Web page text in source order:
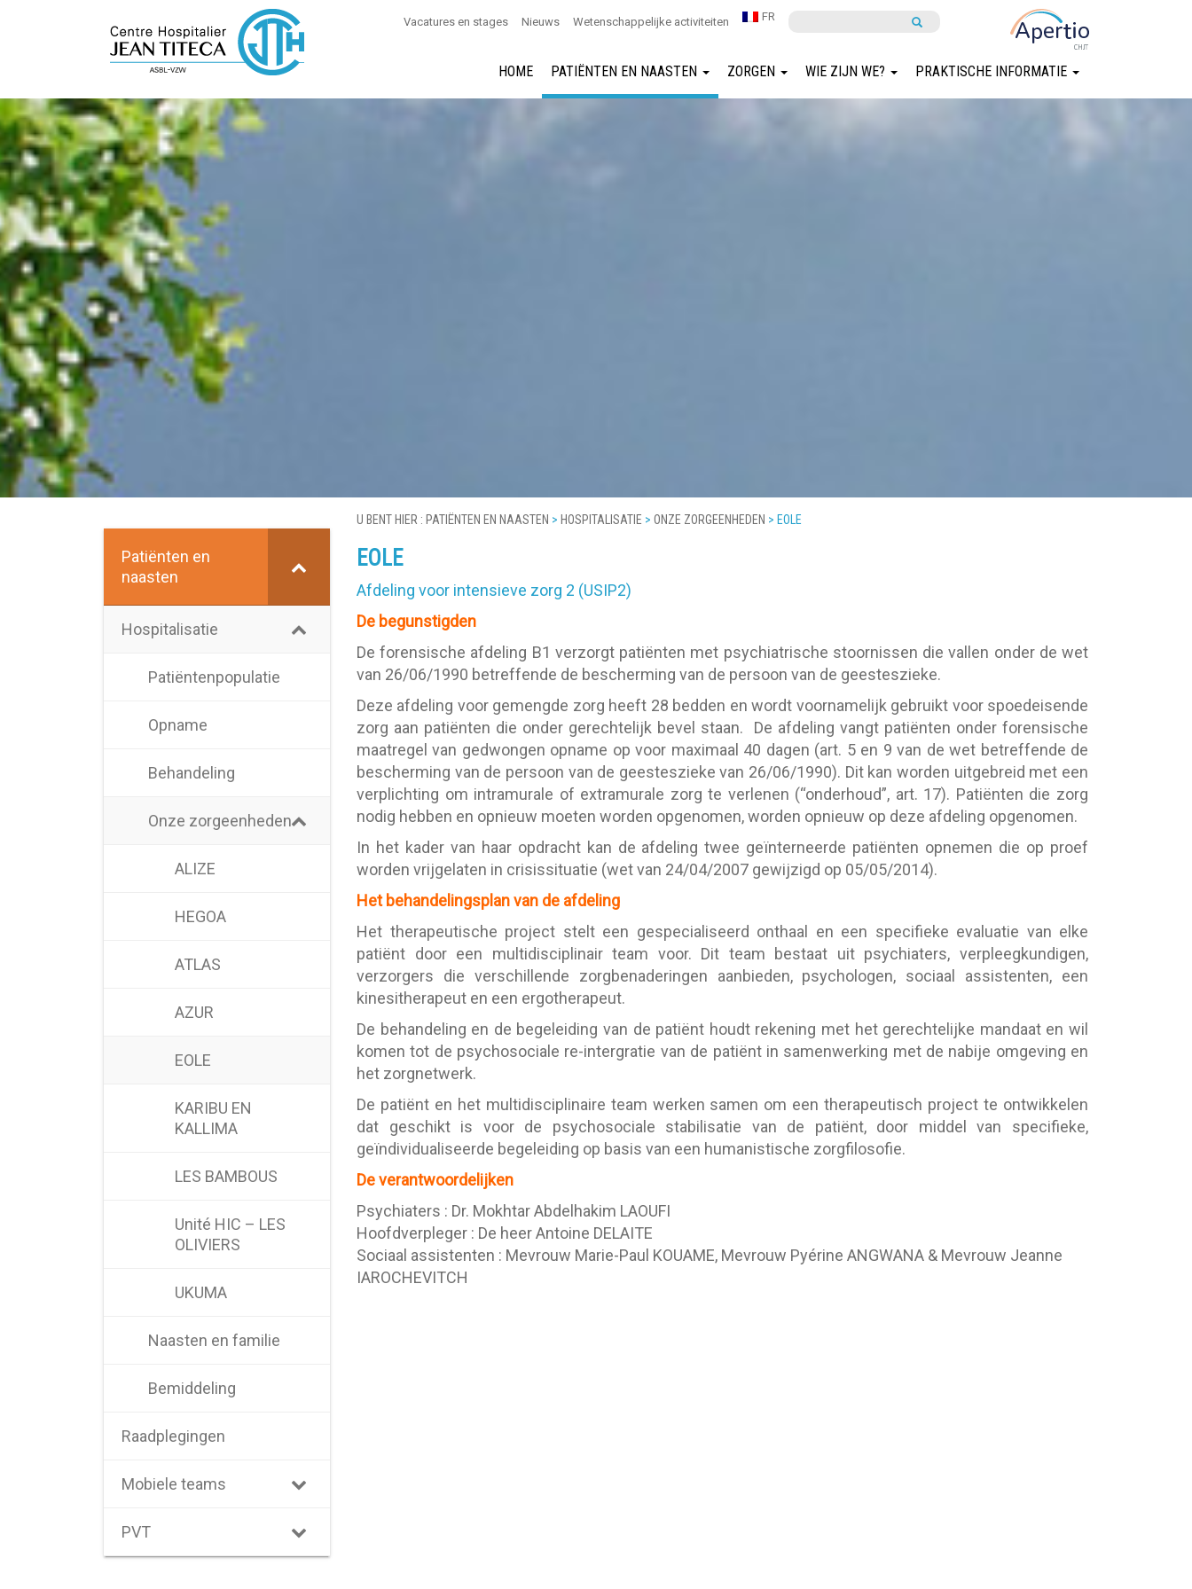
Vacatures en stages Nieuws Wetenschappelijke activiteiten FR
HOME PATIËNTEN EN NAASTEN ZORGEN WIE ZIJN WE? PRAKTISCHE INFORMATIE
Patiënten en
naasten
Hospitalisatie
Patiëntenpopulatie
Opname
Behandeling
Onze zorgeenheden
ALIZE
HEGOA
ATLAS
AZUR
EOLE
KARIBU EN
KALLIMA
LES BAMBOUS
Unité HIC – LES
OLIVIERS
UKUMA
Naasten en familie
Bemiddeling
Raadplegingen
Mobiele teams
PVT
U BENT HIER : PATIËNTEN EN NAASTEN > HOSPITALISATIE > ONZE ZORGEENHEDEN > EOLE
EOLE
Afdeling voor intensieve zorg 2 (USIP2)
De begunstigden
De forensische afdeling B1 verzorgt patiënten met psychiatrische stoornissen die vallen onder de wet
van 26/06/1990 betreffende de bescherming van de persoon van de geesteszieke.
Deze afdeling voor gemengde zorg heeft 28 bedden en wordt voornamelijk gebruikt voor spoedeisende
zorg aan patiënten die onder gerechtelijk bevel staan. De afdeling vangt patiënten onder forensische
maatregel van gedwongen opname op voor maximaal 40 dagen (art. 5 en 9 van de wet betreffende de
bescherming van de persoon van de geesteszieke van 26/06/1990). Dit kan worden uitgebreid met een
verplichting om intramurale of extramurale zorg te verlenen (“onderhoud”, art. 17). Patiënten die zorg
nodig hebben en opnieuw moeten worden opgenomen, worden opnieuw op deze afdeling opgenomen.
In het kader van haar opdracht kan de afdeling twee geïnterneerde patiënten opnemen die op proef
worden vrijgelaten in crisissituatie (wet van 24/04/2007 gewijzigd op 05/05/2014).
Het behandelingsplan van de afdeling
Het therapeutische project stelt een gespecialiseerd onthaal en een specifieke evaluatie van elke
patiënt door een multidisciplinair team voor. Dit team bestaat uit psychiaters, verpleegkundigen,
verzorgers die verschillende zorgbenaderingen aanbieden, psychologen, sociaal assistenten, een
kinesitherapeut en een ergotherapeut.
De behandeling en de begeleiding van de patiënt houdt rekening met het gerechtelijke mandaat en wil
komen tot de psychosociale re-intergratie van de patiënt in samenwerking met de nabije omgeving en
het zorgnetwerk.
De patiënt en het multidisciplinaire team werken samen om een therapeutisch project te ontwikkelen
dat geschikt is voor de psychosociale stabilisatie van de patiënt, door middel van specifieke,
geïndividualiseerde begeleiding op basis van een humanistische zorgfilosofie.
De verantwoordelijken
Psychiaters : Dr. Mokhtar Abdelhakim LAOUFI
Hoofdverpleger : De heer Antoine DELAITE
Sociaal assistenten : Mevrouw Marie-Paul KOUAME, Mevrouw Pyérine ANGWANA & Mevrouw Jeanne
IAROCHEVITCH